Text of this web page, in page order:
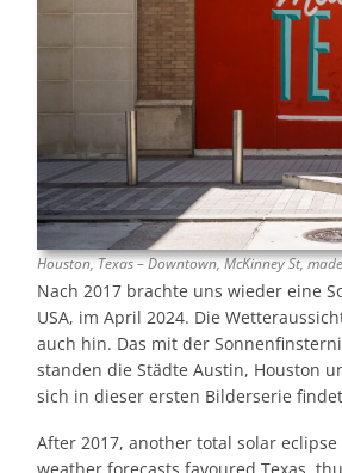
Houston, Texas – Downtown, McKinney St, made
Nach 2017 brachte uns wieder eine
USA, im April 2024. Die
auch hin. Das mit der
standen die Städte Austin, Houston
sich in dieser ersten Bilderserie
After 2017, another total solar